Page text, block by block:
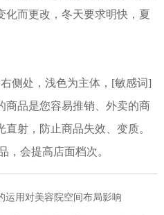
化而更改， 冬天要求明快，夏
侧处，浅色为主体，[敏感词]
商品是您容易推销、外卖的商
射，防止商品失效、变质。
，会提高店面档次。
运用对美容院空间布局影响